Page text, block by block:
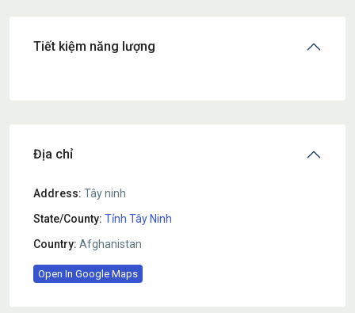
Tiết kiệm năng lượng
Địa chỉ
Address: Tây ninh
State/County: Tỉnh Tây Ninh
Country: Afghanistan
Open In Google Maps